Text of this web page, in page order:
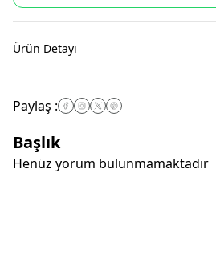
Ürün Detayı
Paylaş :
Başlık
Henüz yorum bulunmamaktadır